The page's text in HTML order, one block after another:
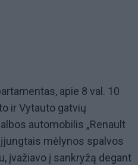
apie 8 val. 10
ir Vytauto gatvių
automobilis „Renault
mėlynos spalvos
įvažiavo į sankryžą degant